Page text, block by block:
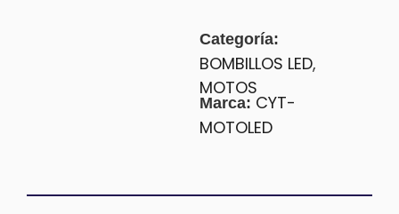
Categoría:
BOMBILLOS LED,
MOTOS
Marca: CYT-
MOTOLED